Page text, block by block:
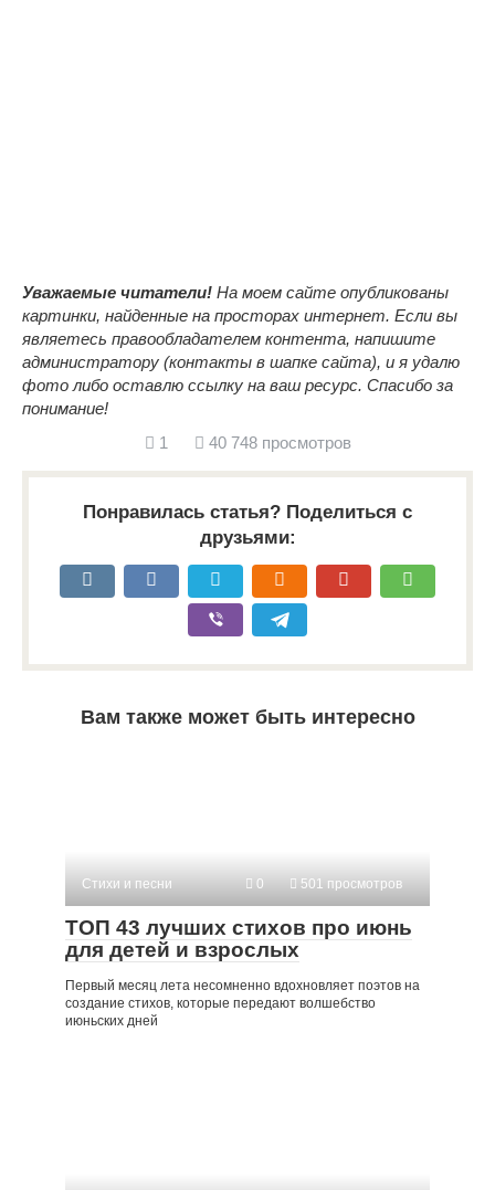
Уважаемые читатели! На моем сайте опубликованы
картинки, найденные на просторах интернет. Если вы
являетесь правообладателем контента, напишите
администратору (контакты в шапке сайта), и я удалю
фото либо оставлю ссылку на ваш ресурс. Спасибо за
понимание!
1
40 748 просмотров
Понравилась статья? Поделиться с
друзьями:
Вам также может быть интересно
Стихи и песни 0 501 просмотров
ТОП 43 лучших стихов про июнь
для детей и взрослых
Первый месяц лета несомненно вдохновляет поэтов на
создание стихов, которые передают волшебство
июньских дней